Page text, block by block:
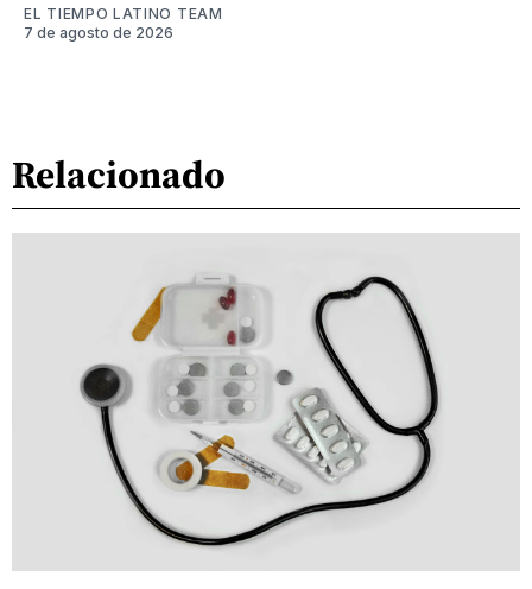
EL TIEMPO LATINO TEAM
7 de agosto de 2026
Relacionado